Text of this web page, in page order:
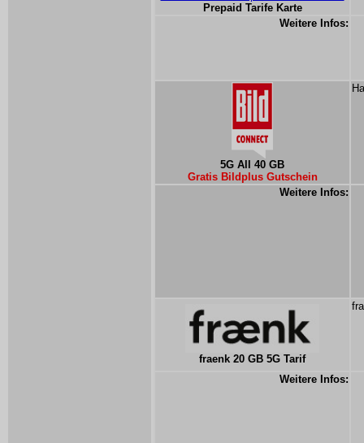
Prepaid Tarife Karte
Weitere Infos:
5G All 40 GB
Gratis Bildplus Gutschein
Weitere Infos:
fraenk 20 GB 5G Tarif
Weitere Infos: